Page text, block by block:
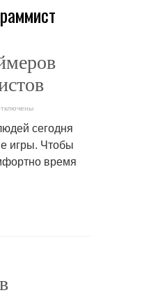
сегодня
игры. Чтобы
время